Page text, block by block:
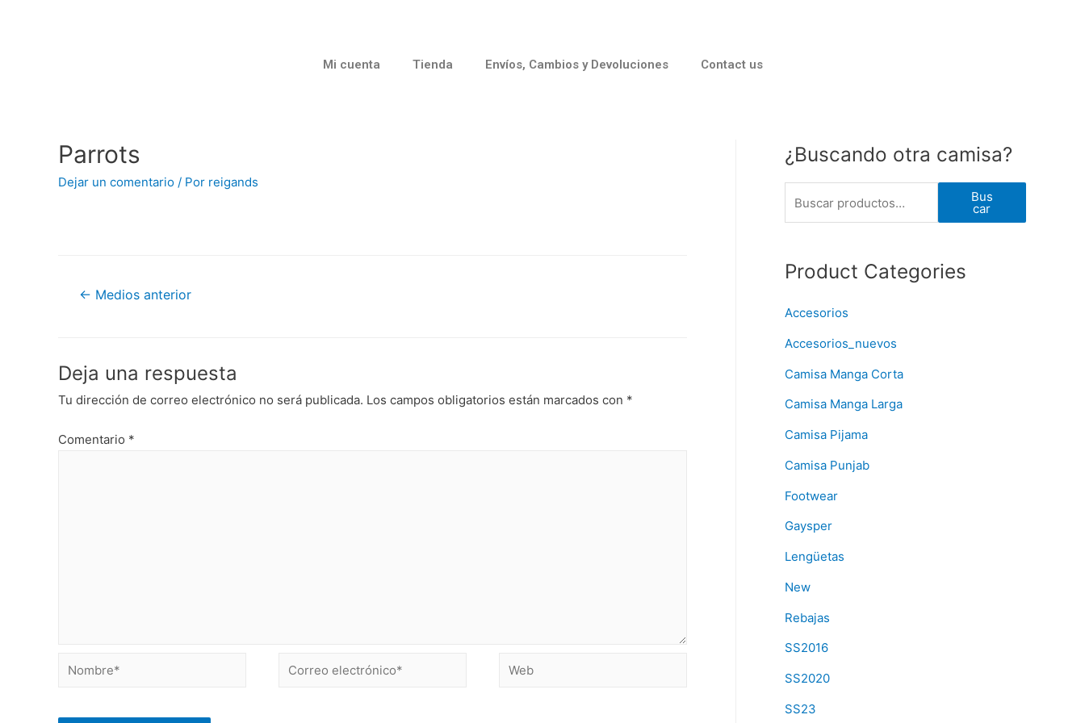
Mi cuenta Tienda Envíos, Cambios y Devoluciones Contact us
Parrots
Dejar un comentario / Por reigands
← Medios anterior
Deja una respuesta
Tu dirección de correo electrónico no será publicada. Los campos obligatorios están marcados con *
Comentario *
¿Buscando otra camisa?
Bus
car
Product Categories
Accesorios
Accesorios_nuevos
Camisa Manga Corta
Camisa Manga Larga
Camisa Pijama
Camisa Punjab
Footwear
Gaysper
Lengüetas
New
Rebajas
SS2016
SS2020
SS23